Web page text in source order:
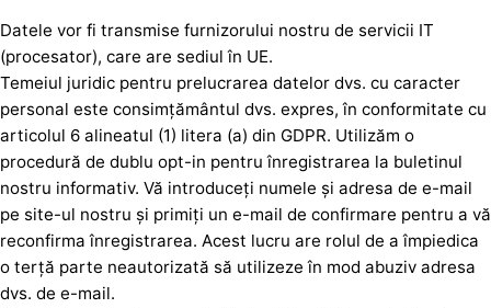
Datele vor fi transmise furnizorului nostru de servicii IT
(procesator), care are sediul în UE.
Temeiul juridic pentru prelucrarea datelor dvs. cu caracter
personal este consimțământul dvs. expres, în conformitate cu
articolul 6 alineatul (1) litera (a) din GDPR. Utilizăm o
procedură de dublu opt-in pentru înregistrarea la buletinul
nostru informativ. Vă introduceți numele și adresa de e-mail
pe site-ul nostru și primiți un e-mail de confirmare pentru a vă
reconfirma înregistrarea. Acest lucru are rolul de a împiedica
o terță parte neautorizată să utilizeze în mod abuziv adresa
dvs. de e-mail.